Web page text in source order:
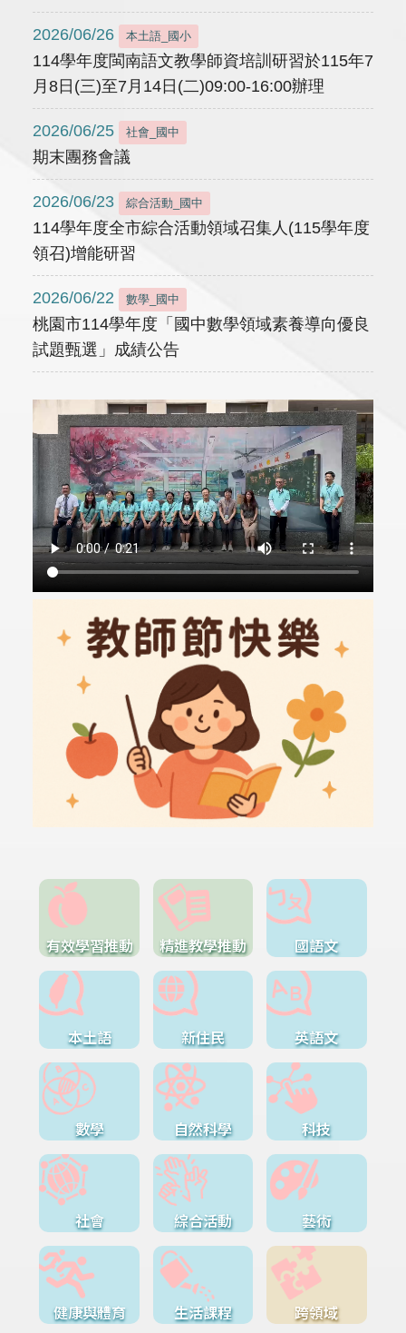
2026/06/26 本土語_國小
114學年度閩南語文教學師資培訓研習於115年7
月8日(三)至7月14日(二)09:00-16:00辦理
2026/06/25 社會_國中
期末團務會議
2026/06/23 綜合活動_國中
114學年度全市綜合活動領域召集人(115學年度
領召)增能研習
2026/06/22 數學_國中
桃園市114學年度「國中數學領域素養導向優良
試題甄選」成績公告
有效學習推動 精進教學推動 國語文
本土語 新住民 英語文
數學 自然科學 科技
社會 綜合活動 藝術
健康與體育 生活課程 跨領域